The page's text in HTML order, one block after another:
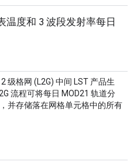
温度和 3 波段发射率每日
级格网 (L2G) 中间 LST 产品生
流程可将每日 MOD21 轨道分
并存储落在网格单元格中的所有